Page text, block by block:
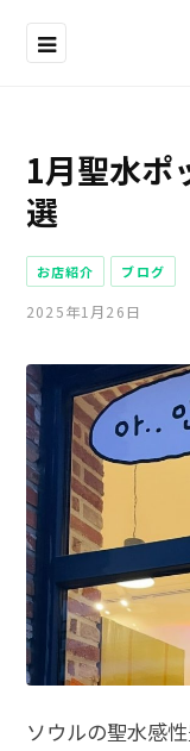
お店紹介 ブログ
1月聖水ポ
選
2025年1月26日
ソウルの聖水感